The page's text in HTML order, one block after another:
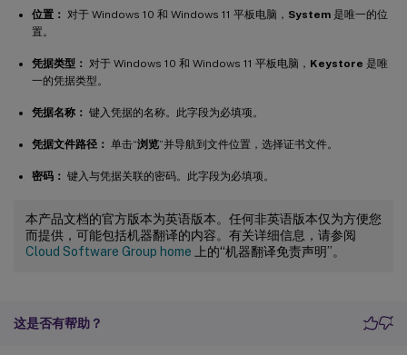
位置： 对于 Windows 10 和 Windows 11 平板电脑， System 是唯一的位
置。
凭据类型： 对于 Windows 10 和 Windows 11 平板电脑， Keystore 是唯
一的凭据类型。
凭据名称： 键入凭据的名称。此字段为必填项。
凭据文件路径： 单击“浏览”并导航到文件位置，选择证书文件。
密码： 键入与凭据关联的密码。此字段为必填项。
本产品文档的官方版本为英语版本。任何非英语版本仅为方便您
而提供，可能包括机器翻译的内容。有关详细信息，请参阅
Cloud Software Group home 上的“机器翻译免责声明”。
这是否有帮助？